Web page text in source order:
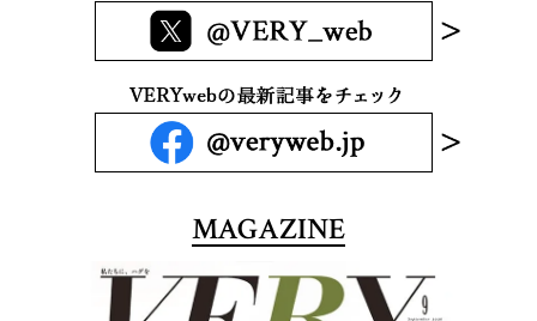
MAGAZINE